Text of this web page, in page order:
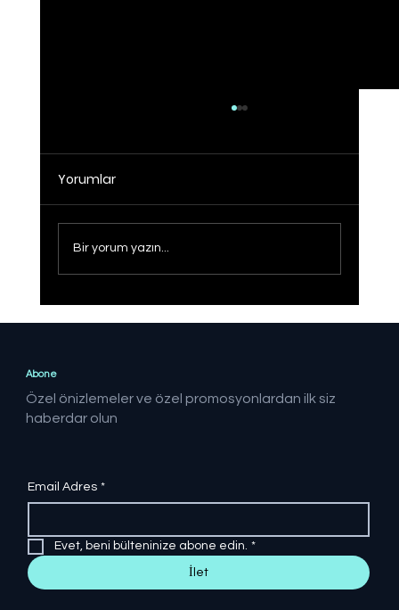
Yorumlar
Bir yorum yazın...
Abone
Özel önizlemeler ve özel promosyonlardan ilk siz
haberdar olun
Email Adres *
Evet, beni bülteninize abone edin. *
İlet